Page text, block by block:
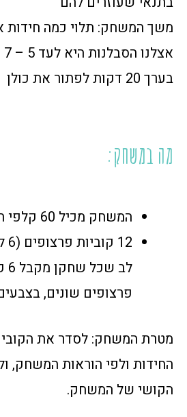
משך המשחק: תלוי כמה חידות
בערך 20 דקות לפתור את כולן
מה במשחק:
המשחק מכיל 60 קלפי חידות
פרצופים שונים,
מטרת המשחק: לסדר את
החידות ולפי הוראות המשחק,
הקושי של המשחק.